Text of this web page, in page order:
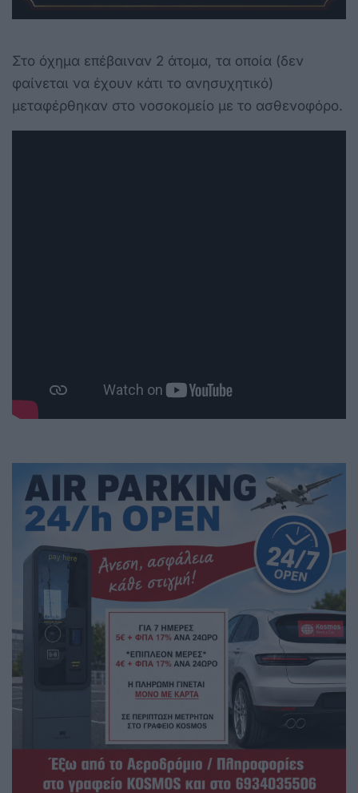
Στο όχημα επέβαιναν 2 άτομα, τα οποία (δεν
φαίνεται να έχουν κάτι το ανησυχητικό)
μεταφέρθηκαν στο νοσοκομείο με το ασθενοφόρο.